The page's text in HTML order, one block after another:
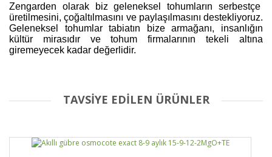
Zengarden olarak biz geleneksel tohumların serbestçe
üretilmesini, çoğaltılmasını ve paylaşılmasını destekliyoruz.
Geleneksel tohumlar tabiatın bize armağanı, insanlığın
kültür mirasıdır ve tohum firmalarının tekeli altına
giremeyecek kadar değerlidir.
Bu ürüne ilk yorumu siz yapın!
Yorum Yaz
TAVSİYE EDİLEN ÜRÜNLER